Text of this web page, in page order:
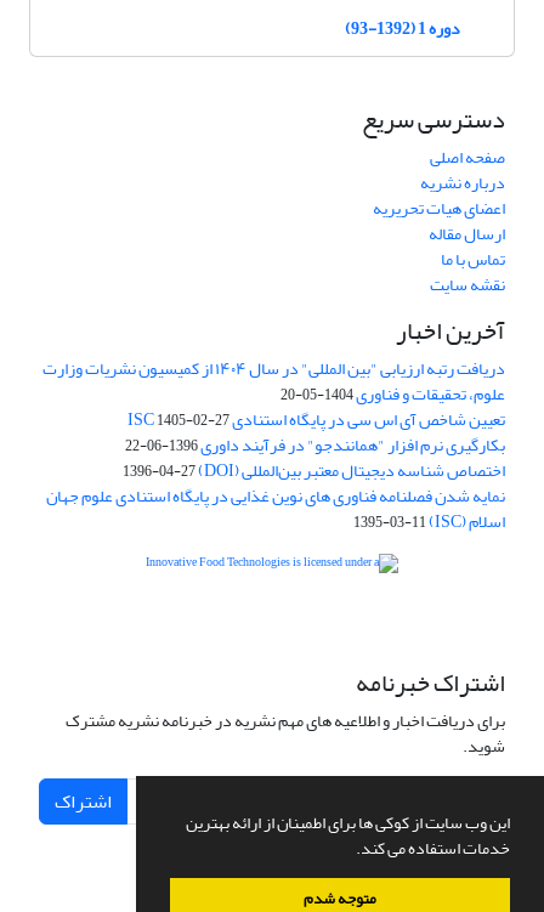
این وب سایت از کوکی ها برای اطمینان از ارائه بهترین
خدمات استفاده می کند.
متوجه شدم
دوره 1 (1392-93)
دسترسی سریع
صفحه اصلی
درباره نشریه
اعضای هیات تحریریه
ارسال مقاله
تماس با ما
نقشه سایت
آخرین اخبار
دریافت رتبه ارزیابی "بین المللی" در سال ۱۴۰۴ از کمیسیون نشریات وزارت
علوم، تحقیقات و فناوری1404-05-20
تعیین شاخص آی اس سی در پایگاه استنادی ISC1405-02-27
بکارگیری نرم افزار "همانندجو" در فرآیند داوری1396-06-22
اختصاص شناسه دیجیتال معتبر بین‌المللی (DOI) 1396-04-27
نمایه شدن فصلنامه فناوری های نوین غذایی در پایگاه استنادی علوم جهان
اسلام (ISC) 1395-03-11
اشتراک خبرنامه
برای دریافت اخبار و اطلاعیه های مهم نشریه در خبرنامه نشریه مشترک
شوید.
اشتراک